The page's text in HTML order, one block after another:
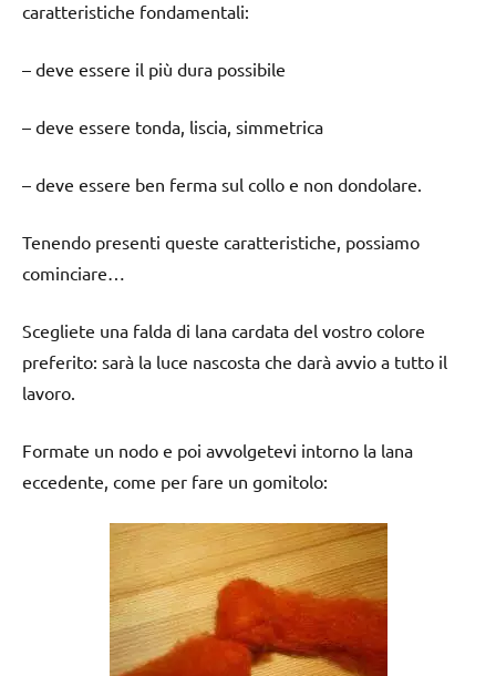
caratteristiche fondamentali:
– deve essere il più dura possibile
– deve essere tonda, liscia, simmetrica
– deve essere ben ferma sul collo e non dondolare.
Tenendo presenti queste caratteristiche, possiamo
cominciare…
Scegliete una falda di lana cardata del vostro colore
preferito: sarà la luce nascosta che darà avvio a tutto il
lavoro.
Formate un nodo e poi avvolgetevi intorno la lana
eccedente, come per fare un gomitolo: